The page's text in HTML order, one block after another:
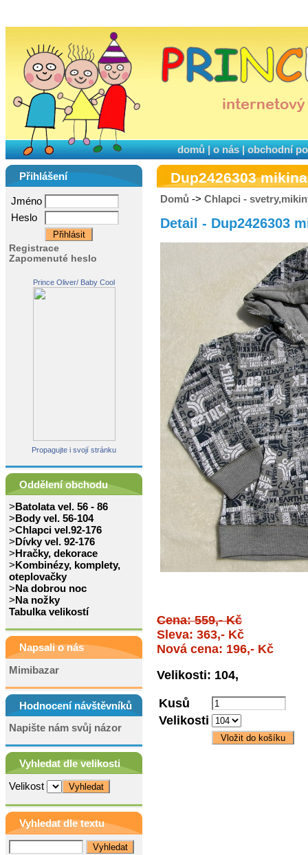
domů|o nás|obchodní
Přihlášení
Jméno
Heslo
Registrace
Zapomenuté heslo
Prince Oliver/ Baby Cool
Propagujte i svojí stránku
Oddělení obchodu
>Batolata vel. 56 - 86
>Body vel. 56-104
>Chlapci vel.92-176
>Dívky vel. 92-176
>Hračky, dekorace
>Kombinézy, komplety,
oteplovačky
>Na dobrou noc
>Na nožky
Tabulka velikostí
Napsali o nás
Mimibazar
Hodnocení návštěvníků
Napište nám svůj názor
Vyhledat dle velikosti
Velikost
Vyhledat dle textu
Dup2426303
Domů -> Chlapci -
Detail - Dup2426303
Cena: 559,- Kč
Sleva: 363,- Kč
Nová cena: 196,- Kč
Velikosti: 104,
Kusů
Velikosti